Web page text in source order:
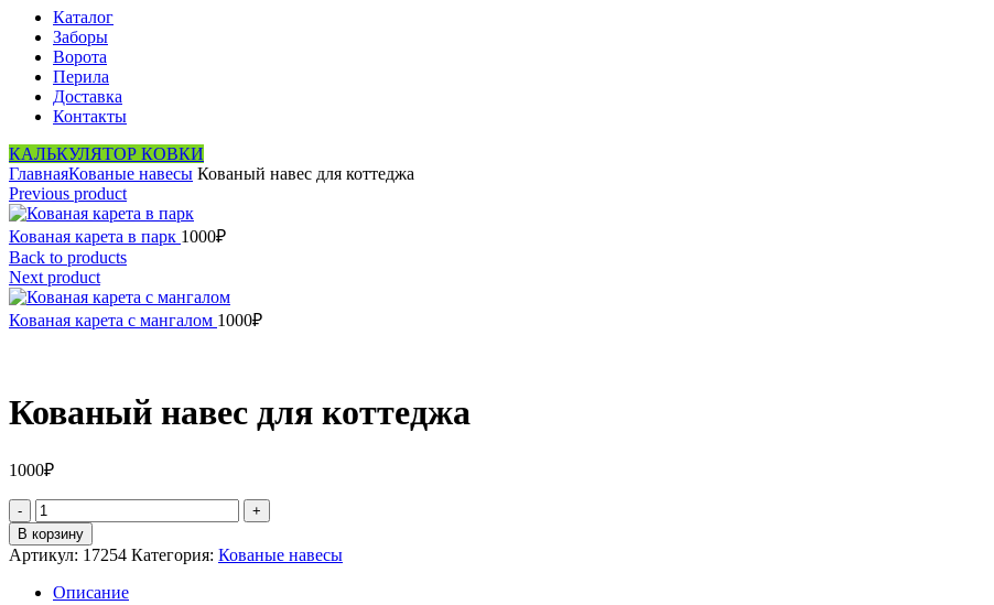
Каталог
Заборы
Ворота
Перила
Доставка
Контакты
КАЛЬКУЛЯТОР КОВКИ
ГлавнаяКованые навесы Кованый навес для коттеджа
Previous product
Кованая карета в парк 1000₽
Back to products
Next product
Кованая карета с мангалом 1000₽
Кованый навес для коттеджа
1000₽
Количество
товара
Кованый
навес
для
В корзину
Артикул: 17254 Категория: Кованые навесы
Описание